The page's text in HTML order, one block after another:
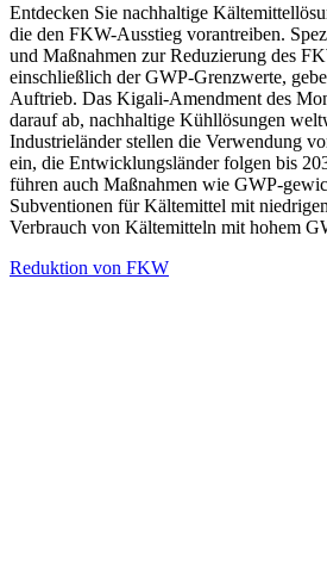
Entdecken Sie nachhaltige
die den FKW-Ausstieg vorantreiben.
und Maßnahmen zur Reduzierung des
einschließlich der GWP-Grenzwerte,
Auftrieb. Das Kigali-Amendment des
darauf ab, nachhaltige Kühllösungen
Industrieländer stellen die Verwendung
ein, die Entwicklungsländer folgen bis
führen auch Maßnahmen wie GWP-
Subventionen für Kältemittel mit
Verbrauch von Kältemitteln mit hohem
Reduktion von FKW